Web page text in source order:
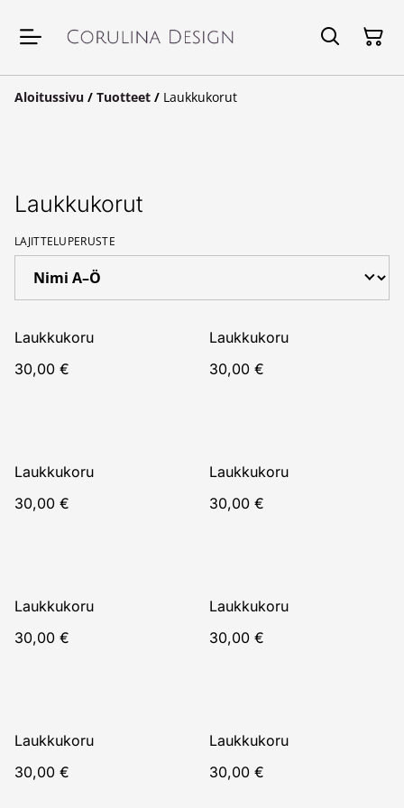
Aloitussivu / Tuotteet / Laukkukorut
Laukkukorut
LAJITTELUPERUSTE
Laukkukoru
30,00 €
Laukkukoru
30,00 €
Laukkukoru
30,00 €
Laukkukoru
30,00 €
Laukkukoru
30,00 €
Laukkukoru
30,00 €
Laukkukoru
30,00 €
Laukkukoru
30,00 €